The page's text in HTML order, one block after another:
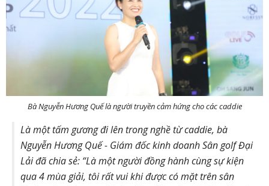
Bà Nguyễn Hương Quế là người truyền cảm hứng cho các caddie
Là một tấm gương đi lên trong nghề từ caddie, bà
Nguyễn Hương Quế - Giám đốc kinh doanh Sân golf Đại
Lải đã chia sẻ: “Là một người đồng hành cùng sự kiện
qua 4 mùa giải, tôi rất vui khi được có mặt trên sân